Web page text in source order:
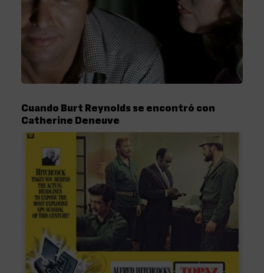
Cuando Burt Reynolds se encontró con
Catherine Deneuve